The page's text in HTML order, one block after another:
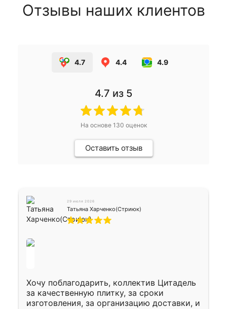
Отзывы наших клиентов
4.7 4.4 4.9
4.7 из 5
На основе 130 оценок
Оставить отзыв
29 июля 2026
Татьяна Харченко(Стриюк)
Хочу поблагодарить, коллектив Цитадель
за качественную плитку, за сроки
изготовления, за организацию доставки, и